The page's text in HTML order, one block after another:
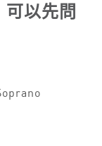
以先問